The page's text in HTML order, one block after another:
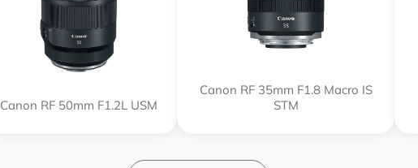
Canon RF 50mm F1.2L USM
Canon RF 35mm F1.8 Macro IS
STM